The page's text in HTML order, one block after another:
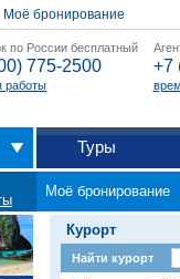
Моё бронирование
по России бесплатный
775-2500
работы
+7
Туры
Моё бронирование
Курорт
Найти курорт